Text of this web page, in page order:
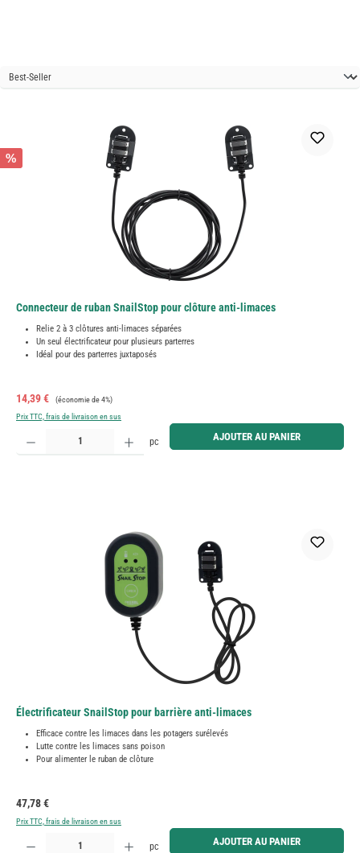
%
Connecteur de ruban SnailStop pour clôture anti-limaces
Relie 2 à 3 clôtures anti-limaces séparées
Un seul électrificateur pour plusieurs parterres
Idéal pour des parterres juxtaposés
Prix de vente :
14,39 € Prix régulier :
(économie de 4%)
Prix TTC, frais de livraison en sus
Quantité de produit : Entrez la quantité souhaitée ou utilisez les boutons pour augmenter ou
pc AJOUTER AU PANIER
Électrificateur SnailStop pour barrière anti-limaces
Efficace contre les limaces dans les potagers surélevés
Lutte contre les limaces sans poison
Pour alimenter le ruban de clôture
Prix régulier :
47,78 €
Prix TTC, frais de livraison en sus
Quantité de produit : Entrez la quantité souhaitée ou utilisez les boutons pour augmenter ou
pc AJOUTER AU PANIER